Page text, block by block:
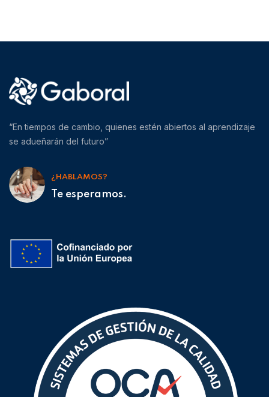
“En tiempos de cambio, quienes estén abiertos al aprendizaje
se adueñarán del futuro”
¿HABLAMOS?
Te esperamos.